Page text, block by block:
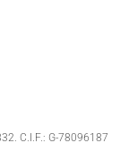
C.I.F.: G-78096187